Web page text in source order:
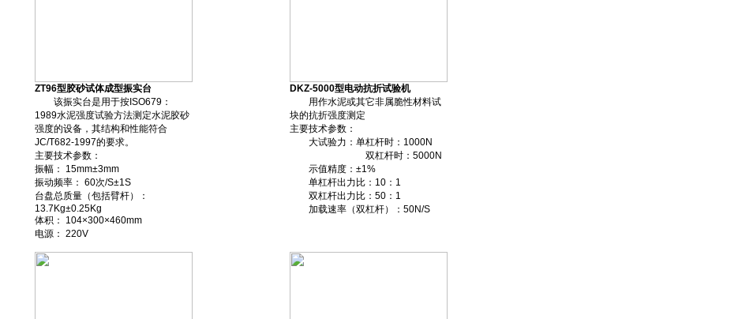
ZT96型胶砂试体成型振实台
该振实台是用于按ISO679：
1989水泥强度试验方法测定水泥胶砂
强度的设备，其结构和性能符合
JC/T682-1997的要求。
主要技术参数：
振幅： 15mm±3mm
振动频率： 60次/S±1S
台盘总质量（包括臂杆）：
13.7Kg±0.25Kg
体积： 104×300×460mm
电源： 220V
DKZ-5000型电动抗折试验机
用作水泥或其它非属脆性材料试
块的抗折强度测定
主要技术参数：
大试验力：单杠杆时：1000N
双杠杆时：5000N
示值精度：±1%
单杠杆出力比：10：1
双杠杆出力比：50：1
加载速率（双杠杆）：50N/S